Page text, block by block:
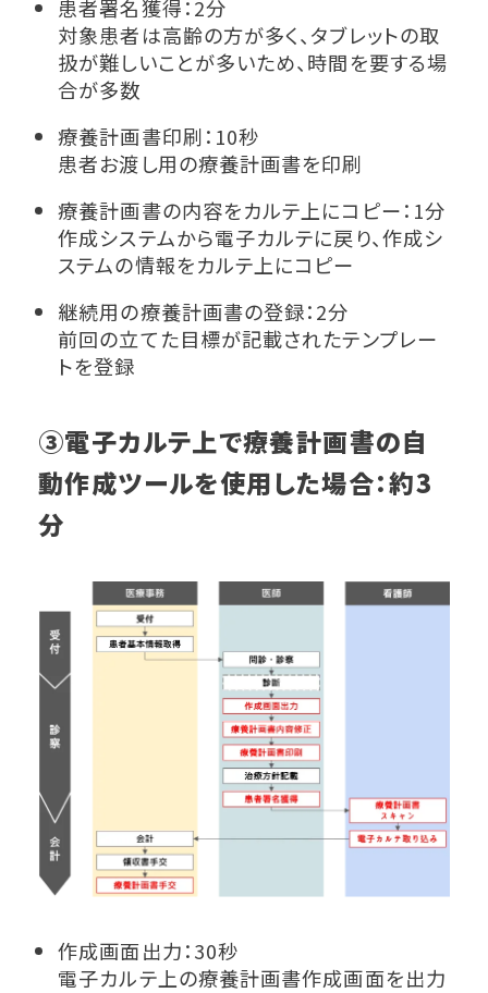
患者署名獲得：2分
対象患者は高齢の方が多く、タブレットの取
扱が難しいことが多いため、時間を要する場
合が多数
療養計画書印刷：10秒
患者お渡し用の療養計画書を印刷
療養計画書の内容をカルテ上にコピー：1分
作成システムから電子カルテに戻り、作成シ
ステムの情報をカルテ上にコピー
継続用の療養計画書の登録：2分
前回の立てた目標が記載されたテンプレー
トを登録
③電子カルテ上で療養計画書の自
動作成ツールを使用した場合：約3
分
作成画面出力：30秒
電子カルテ上の療養計画書作成画面を出力